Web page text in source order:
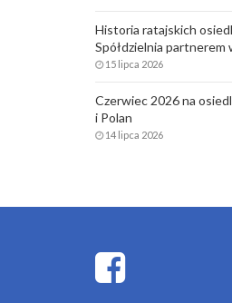
Historia ratajskich
Spółdzielnia partnerem
15 lipca 2026
Czerwiec 2026 na
i Polan
14 lipca 2026